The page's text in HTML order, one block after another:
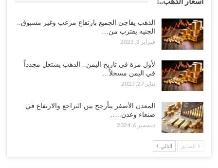
الذهب يفاجئ الجميع بارتفاع مرعب وغير مسبوق..
الجنيه يقترب من…
فبراير 3, 2025
لأول مرة في تاريخ اليمن.. الذهب يشتعل مجدداً
في اليمن مسجلاً…
يناير 27, 2025
المعدن الأصفر يتأرجح بين التراجع والارتفاع في
صنعاء وعدن..…
ديسمبر 6, 2024
السابق التالي